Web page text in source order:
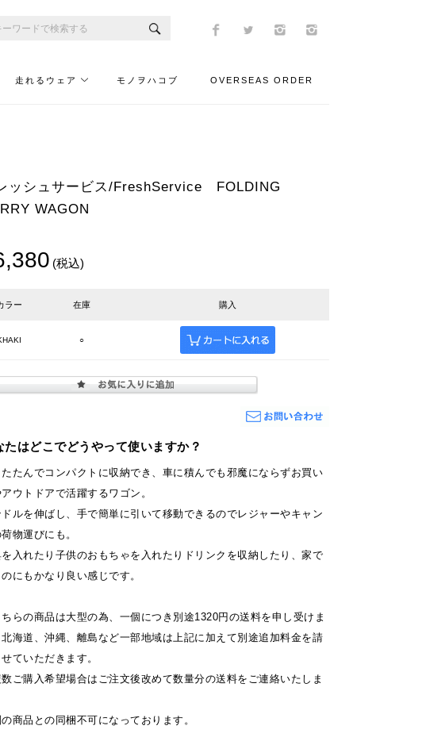
走れるウェア モノヲハコブ OVERSEAS ORDER
ッシュサービス/FreshService FOLDING
WAGON
(税込)
ラー 在庫 購入
○
たはどこでどうやって使いますか？
たんでコンパクトに収納でき、車に積んでも邪魔にならずお買い
ウトドアで活躍するワゴン。
ルを伸ばし、手で簡単に引いて移動できるのでレジャーやキャン
物運びにも。
を入れたり子供のおもちゃを入れたりドリンクを収納したり、家で
にもかなり良い感じです。
らの商品は大型の為、一個につき別途1320円の送料を申し受けま
海道、沖縄、離島など一部地域は上記に加えて別途追加料金を請
ていただきます。
ご購入希望場合はご注文後改めて数量分の送料をご連絡いたしま
商品との同梱不可になっております。